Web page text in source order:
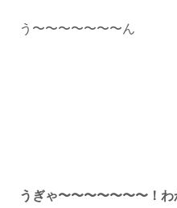
う〜〜〜〜〜〜〜ん
うぎゃ〜〜〜〜〜〜〜！わ